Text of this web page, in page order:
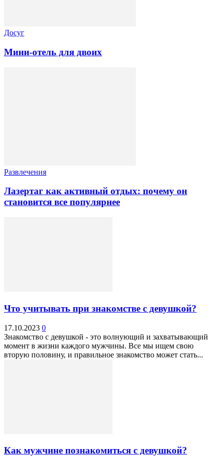
Досуг
Мини-отель для двоих
Развлечения
Лазертаг как активный отдых: почему он
становится все популярнее
Что учитывать при знакомстве с девушкой?
17.10.2023 0
Знакомство с девушкой - это волнующий и захватывающий
момент в жизни каждого мужчины. Все мы ищем свою
вторую половину, и правильное знакомство может стать...
Как мужчине познакомиться с девушкой?